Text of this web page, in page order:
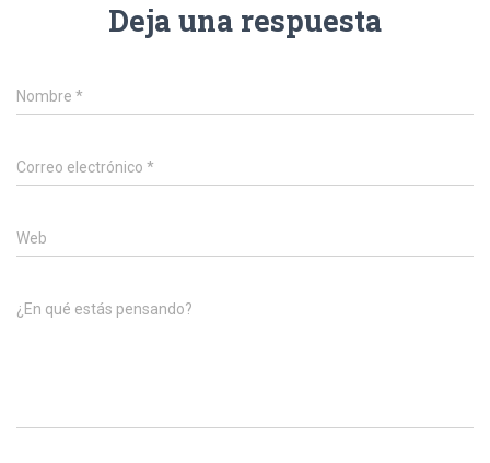
Deja una respuesta
Nombre *
Correo electrónico *
Web
¿En qué estás pensando?